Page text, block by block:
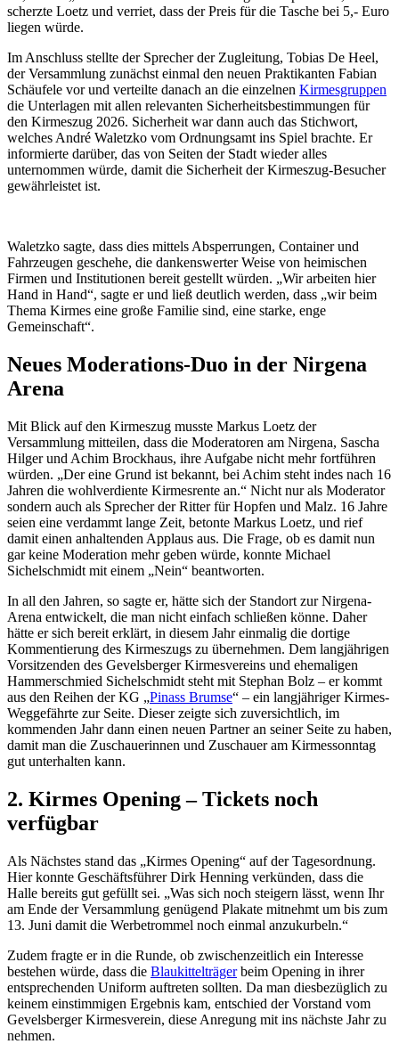
scherzte Loetz und verriet, dass der Preis für die Tasche bei 5,- Euro
liegen würde.
Im Anschluss stellte der Sprecher der Zugleitung, Tobias De Heel,
der Versammlung zunächst einmal den neuen Praktikanten Fabian
Schäufele vor und verteilte danach an die einzelnen Kirmesgruppen
die Unterlagen mit allen relevanten Sicherheitsbestimmungen für
den Kirmeszug 2026. Sicherheit war dann auch das Stichwort,
welches André Waletzko vom Ordnungsamt ins Spiel brachte. Er
informierte darüber, das von Seiten der Stadt wieder alles
unternommen würde, damit die Sicherheit der Kirmeszug-Besucher
gewährleistet ist.
Waletzko sagte, dass dies mittels Absperrungen, Container und
Fahrzeugen geschehe, die dankenswerter Weise von heimischen
Firmen und Institutionen bereit gestellt würden. „Wir arbeiten hier
Hand in Hand“, sagte er und ließ deutlich werden, dass „wir beim
Thema Kirmes eine große Familie sind, eine starke, enge
Gemeinschaft“.
Neues Moderations-Duo in der Nirgena
Arena
Mit Blick auf den Kirmeszug musste Markus Loetz der
Versammlung mitteilen, dass die Moderatoren am Nirgena, Sascha
Hilger und Achim Brockhaus, ihre Aufgabe nicht mehr fortführen
würden. „Der eine Grund ist bekannt, bei Achim steht indes nach 16
Jahren die wohlverdiente Kirmesrente an.“ Nicht nur als Moderator
sondern auch als Sprecher der Ritter für Hopfen und Malz. 16 Jahre
seien eine verdammt lange Zeit, betonte Markus Loetz, und rief
damit einen anhaltenden Applaus aus. Die Frage, ob es damit nun
gar keine Moderation mehr geben würde, konnte Michael
Sichelschmidt mit einem „Nein“ beantworten.
In all den Jahren, so sagte er, hätte sich der Standort zur Nirgena-
Arena entwickelt, die man nicht einfach schließen könne. Daher
hätte er sich bereit erklärt, in diesem Jahr einmalig die dortige
Kommentierung des Kirmeszugs zu übernehmen. Dem langjährigen
Vorsitzenden des Gevelsberger Kirmesvereins und ehemaligen
Hammerschmied Sichelschmidt steht mit Stephan Bolz – er kommt
aus den Reihen der KG „Pinass Brumse“ – ein langjähriger Kirmes-
Weggefährte zur Seite. Dieser zeigte sich zuversichtlich, im
kommenden Jahr dann einen neuen Partner an seiner Seite zu haben,
damit man die Zuschauerinnen und Zuschauer am Kirmessonntag
gut unterhalten kann.
2. Kirmes Opening – Tickets noch
verfügbar
Als Nächstes stand das „Kirmes Opening“ auf der Tagesordnung.
Hier konnte Geschäftsführer Dirk Henning verkünden, dass die
Halle bereits gut gefüllt sei. „Was sich noch steigern lässt, wenn Ihr
am Ende der Versammlung genügend Plakate mitnehmt um bis zum
13. Juni damit die Werbetrommel noch einmal anzukurbeln.“
Zudem fragte er in die Runde, ob zwischenzeitlich ein Interesse
bestehen würde, dass die Blaukittelträgerbeim Opening in ihrer
entsprechenden Uniform auftreten sollten. Da man diesbezüglich zu
keinem einstimmigen Ergebnis kam, entschied der Vorstand vom
Gevelsberger Kirmesverein, diese Anregung mit ins nächste Jahr zu
nehmen.